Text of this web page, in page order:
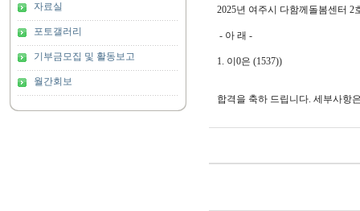
자료실
포토갤러리
기부금모집 및 활동보고
월간회보
2025년 여주시 다함께돌봄센터
- 아 래 -
1. 이0은 (1537))
합격을 축하 드립니다. 세부사항